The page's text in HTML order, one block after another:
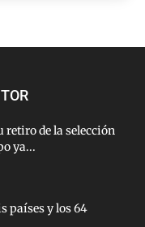
de la selección
ya...
países y los 64